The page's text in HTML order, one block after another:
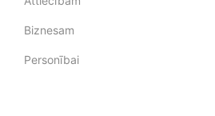
Biznesam
Personībai